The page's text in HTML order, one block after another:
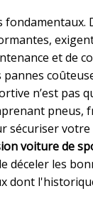
et de
n’est pas
pneus,
sécuriser votre
voiture de
déceler les
dont